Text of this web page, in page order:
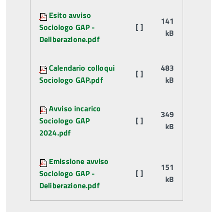
Esito avviso
Sociologo GAP -
Deliberazione.pdf
[ ]
141
kB
Calendario colloqui
Sociologo GAP.pdf
[ ]
483
kB
Avviso incarico
Sociologo GAP
2024.pdf
[ ]
349
kB
Emissione avviso
Sociologo GAP -
Deliberazione.pdf
[ ]
151
kB